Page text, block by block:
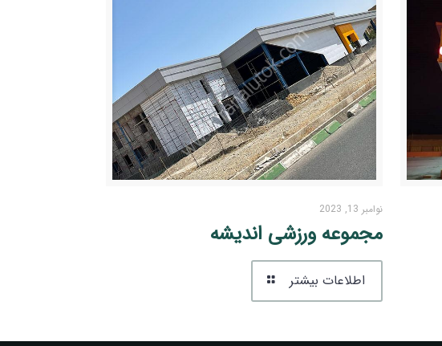
نوامبر 13, 2023
مجموعه ورزشی اندیشه
اطلاعات بیشتر